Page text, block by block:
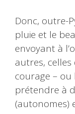
Donc, outre-
pluie et le
envoyant à
autres,
courage – ou
prétendre à
(autonomes)